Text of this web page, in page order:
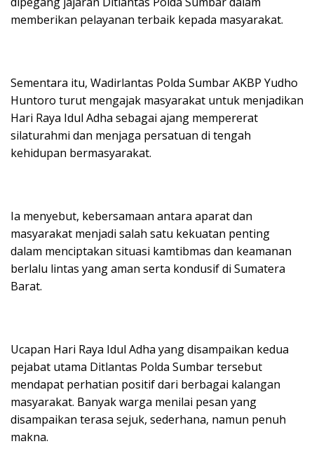
memberikan pelayanan terbaik kepada masyarakat.
Sementara itu, Wadirlantas Polda Sumbar AKBP Yudho
Huntoro turut mengajak masyarakat untuk menjadikan
Hari Raya Idul Adha sebagai ajang mempererat
silaturahmi dan menjaga persatuan di tengah
kehidupan bermasyarakat.
Ia menyebut, kebersamaan antara aparat dan
masyarakat menjadi salah satu kekuatan penting
dalam menciptakan situasi kamtibmas dan keamanan
berlalu lintas yang aman serta kondusif di Sumatera
Barat.
Ucapan Hari Raya Idul Adha yang disampaikan kedua
pejabat utama Ditlantas Polda Sumbar tersebut
mendapat perhatian positif dari berbagai kalangan
masyarakat. Banyak warga menilai pesan yang
disampaikan terasa sejuk, sederhana, namun penuh
makna.